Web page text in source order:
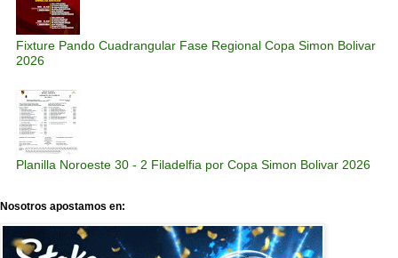
Fixture Pando Cuadrangular Fase Regional Copa Simon Bolivar
2026
Planilla Noroeste 30 - 2 Filadelfia por Copa Simon Bolivar 2026
Nosotros apostamos en: